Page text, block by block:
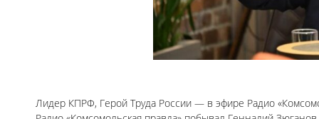
Лидер КПРФ, Герой Труда России — в эфире Радио